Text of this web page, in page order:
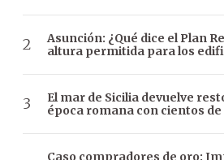
Asunción: ¿Qué dice el Plan
altura permitida para los
El mar de Sicilia devuelve
época romana con cientos
Caso compradores de oro: